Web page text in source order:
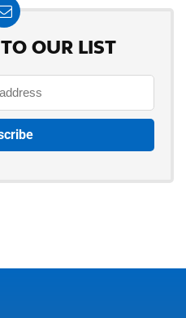
OUR LIST